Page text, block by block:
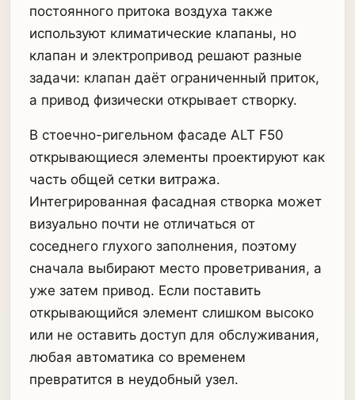
постоянного притока воздуха также
используют климатические клапаны, но
клапан и электропривод решают разные
задачи: клапан даёт ограниченный приток,
а привод физически открывает створку.
В стоечно-ригельном фасаде ALT F50
открывающиеся элементы проектируют как
часть общей сетки витража.
Интегрированная фасадная створка может
визуально почти не отличаться от
соседнего глухого заполнения, поэтому
сначала выбирают место проветривания, а
уже затем привод. Если поставить
открывающийся элемент слишком высоко
или не оставить доступ для обслуживания,
любая автоматика со временем
превратится в неудобный узел.